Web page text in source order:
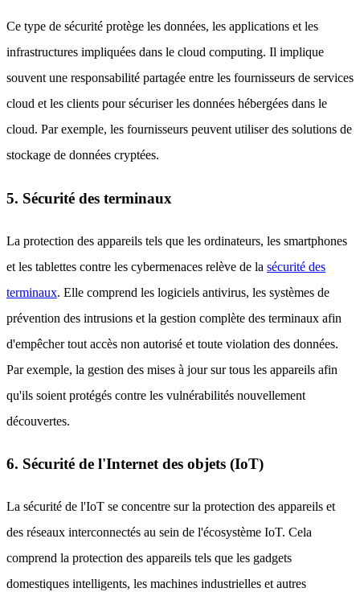
Ce type de sécurité protège les données, les applications et les
infrastructures impliquées dans le cloud computing. Il implique
souvent une responsabilité partagée entre les fournisseurs de services
cloud et les clients pour sécuriser les données hébergées dans le
cloud. Par exemple, les fournisseurs peuvent utiliser des solutions de
stockage de données cryptées.
5. Sécurité des terminaux
La protection des appareils tels que les ordinateurs, les smartphones
et les tablettes contre les cybermenaces relève de la sécurité des
terminaux. Elle comprend les logiciels antivirus, les systèmes de
prévention des intrusions et la gestion complète des terminaux afin
d'empêcher tout accès non autorisé et toute violation des données.
Par exemple, la gestion des mises à jour sur tous les appareils afin
qu'ils soient protégés contre les vulnérabilités nouvellement
découvertes.
6. Sécurité de l'Internet des objets (IoT)
La sécurité de l'IoT se concentre sur la protection des appareils et
des réseaux interconnectés au sein de l'écosystème IoT. Cela
comprend la protection des appareils tels que les gadgets
domestiques intelligents, les machines industrielles et autres